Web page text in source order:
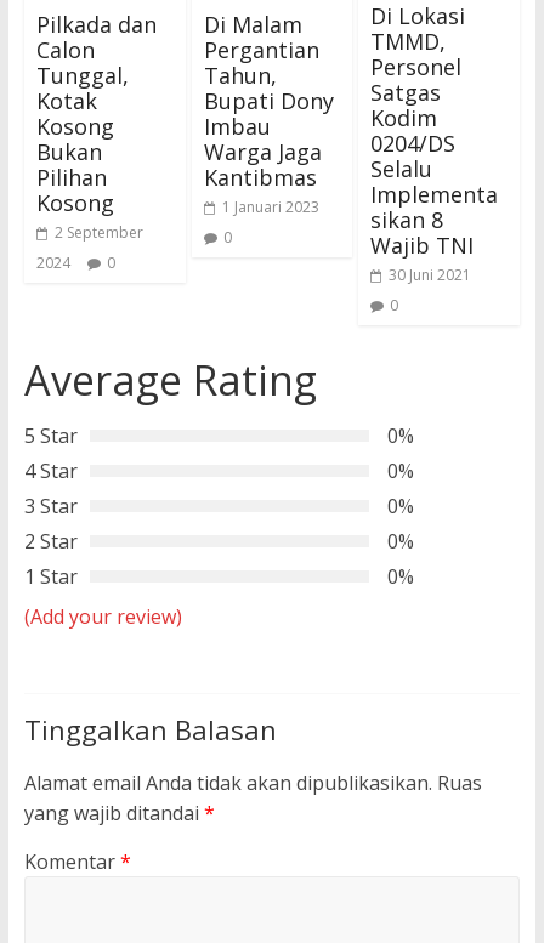
Pilkada dan
Calon
Tunggal,
Kotak
Kosong
Bukan
Pilihan
Kosong
2 September
2024
0
Di Malam
Pergantian
Tahun,
Bupati Dony
Imbau
Warga Jaga
Kantibmas
1 Januari 2023
0
Di Lokasi
TMMD,
Personel
Satgas
Kodim
0204/DS
Selalu
Implementa
sikan 8
Wajib TNI
30 Juni 2021
0
Average Rating
5 Star
0%
4 Star
0%
3 Star
0%
2 Star
0%
1 Star
0%
(Add your review)
Tinggalkan Balasan
Alamat email Anda tidak akan dipublikasikan. Ruas
yang wajib ditandai *
Komentar*